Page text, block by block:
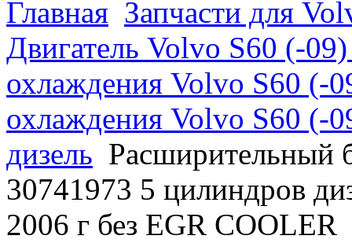
Главная Запчасти для
Двигатель Volvo S60 (-
охлаждения Volvo S60 (-
охлаждения Volvo S60 (-
дизель Расширительный
30741973 5 цилиндров
2006 г без EGR COOLER